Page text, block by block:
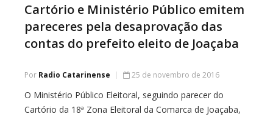
Cartório e Ministério Público emitem
pareceres pela desaprovação das
contas do prefeito eleito de Joaçaba
Por Radio Catarinense 25 de novembro de 2016
O Ministério Público Eleitoral, seguindo parecer do
Cartório da 18ª Zona Eleitoral da Comarca de Joaçaba,